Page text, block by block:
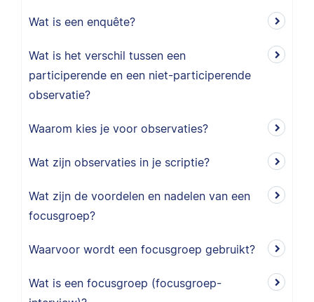
Wat is een enquête?
Wat is het verschil tussen een
participerende en een niet-participerende
observatie?
Waarom kies je voor observaties?
Wat zijn observaties in je scriptie?
Wat zijn de voordelen en nadelen van een
focusgroep?
Waarvoor wordt een focusgroep gebruikt?
Wat is een focusgroep (focusgroep-